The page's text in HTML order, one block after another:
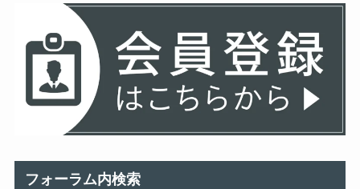
フォーラム内検索